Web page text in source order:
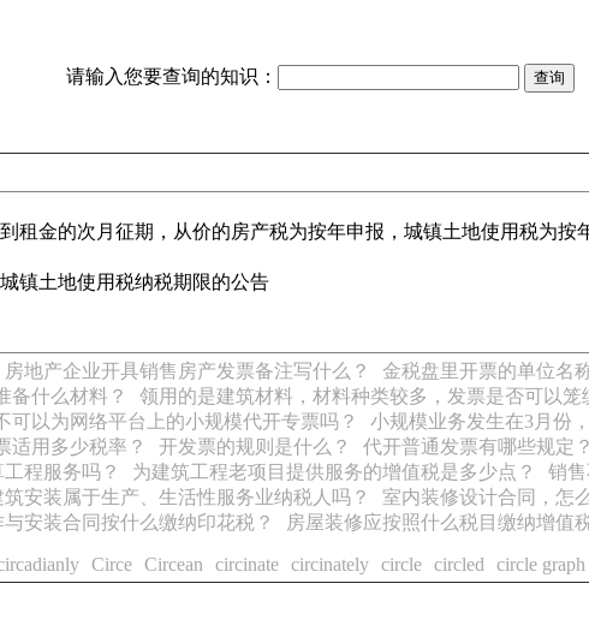
请输入您要查询的知识：
租金的次月征期，从价的房产税为按年申报，城镇土地使用税为按
镇土地使用税纳税期限的公告
房地产企业开具销售房产发票备注写什么？ 金税盘里开票的单位名
备什么材料？
领用的是建筑材料，材料种类较多，发票是否可以笼
以为网络平台上的小规模代开专票吗？
小规模业务发生在3月份
适用多少税率？
开发票的规则是什么？ 代开普通发票有哪些规定？
程服务吗？ 为建筑工程老项目提供服务的增值税是多少点？
销
安装属于生产、生活性服务业纳税人吗？ 室内装修设计合同，怎
安装合同按什么缴纳印花税？ 房屋装修应按照什么税目缴纳增值
Circe Circean circinate circinately circle circled circle graph